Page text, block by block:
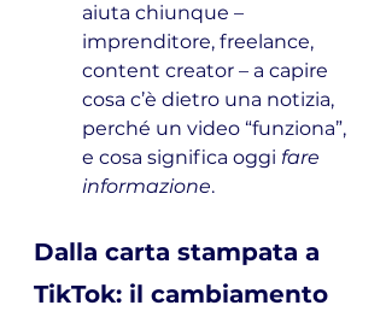
aiuta chiunque –
imprenditore, freelance,
content creator – a capire
cosa c’è dietro una notizia,
perché un video “funziona”,
e cosa significa oggi fare
informazione.
Dalla carta stampata a
TikTok: il cambiamento